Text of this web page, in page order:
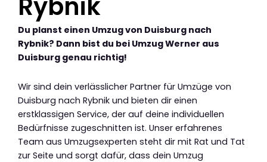
Rybnik
Du planst einen Umzug von Duisburg nach
Rybnik? Dann bist du bei Umzug Werner aus
Duisburg genau richtig!
Wir sind dein verlässlicher Partner für Umzüge von
Duisburg nach Rybnik und bieten dir einen
erstklassigen Service, der auf deine individuellen
Bedürfnisse zugeschnitten ist. Unser erfahrenes
Team aus Umzugsexperten steht dir mit Rat und Tat
zur Seite und sorgt dafür, dass dein Umzug